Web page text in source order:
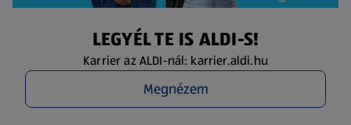
LEGYÉL TE IS ALDI-S!
Karrier az ALDI-nál: karrier.aldi.hu
Megnézem